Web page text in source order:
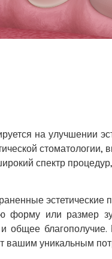
на улучшении
спектр
эстетические
форму или размер
общее
вашим уникальным